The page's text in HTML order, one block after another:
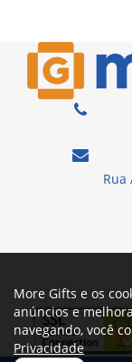
Rua
More Gifts e os
anúncios e
navegando, você
Privacidade